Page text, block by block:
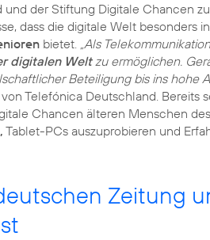
der Stiftung Digitale Chancen
dass die digitale Welt besonders
bietet. „Als
digitalen Weltzu ermöglichen.
Beteiligung bis ins hohe
Telefónica Deutschland. Bereits
Chancen älteren Menschen
Tablet-PCs auszuprobieren und
Zeitung